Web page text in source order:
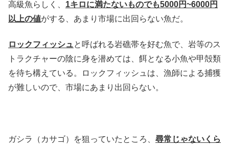
高級魚らしく、 1キロに満たないものでも5000円~6000円
以上の値がする、あまり市場に出回らない魚だ。
ロックフィッシュと呼ばれる岩礁帯を好む魚で、岩等のス
トラクチャーの陰に身を潜めては、餌となる小魚や甲殻類
を待ち構えている。ロックフィッシュは、漁師による捕獲
が難しいので、市場にあまり出回らない。
ガシラ（カサゴ）を狙っていたところ、 尋常じゃないくら